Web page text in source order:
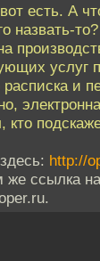
есть. А
назвать-
услуг
и
кто
http://
же ссылка